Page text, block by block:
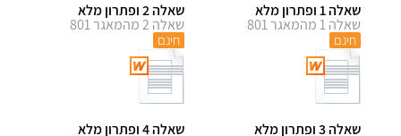
שאלה 1 ופתרון מלא
שאלה 1 מהמאגר 801
חינם
שאלה 2 ופתרון מלא
שאלה 2 מהמאגר 801
חינם
שאלה 3 ופתרון מלא שאלה 4 ופתרון מלא